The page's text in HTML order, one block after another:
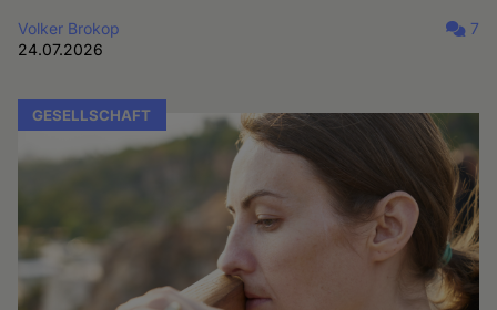
Volker Brokop
24.07.2026
7
GESELLSCHAFT